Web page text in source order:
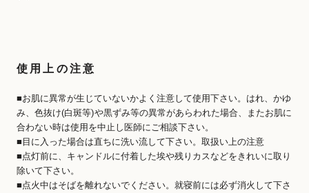
使用上の注意
■お肌に異常が生じていないかよく注意して使用下さい。はれ、かゆ
み、色抜け(白斑等)や黒ずみ等の異常があらわれた場合、またお肌に
合わない時は使用を中止し医師にご相談下さい。
■目に入った場合は直ちに洗い流して下さい。取扱い上の注意
■点灯前に、キャンドルに付着した埃や残りカスなどをきれいに取り
除いて下さい。
■点火中はそばを離れないでください。就寝前には必ず消火して下さ